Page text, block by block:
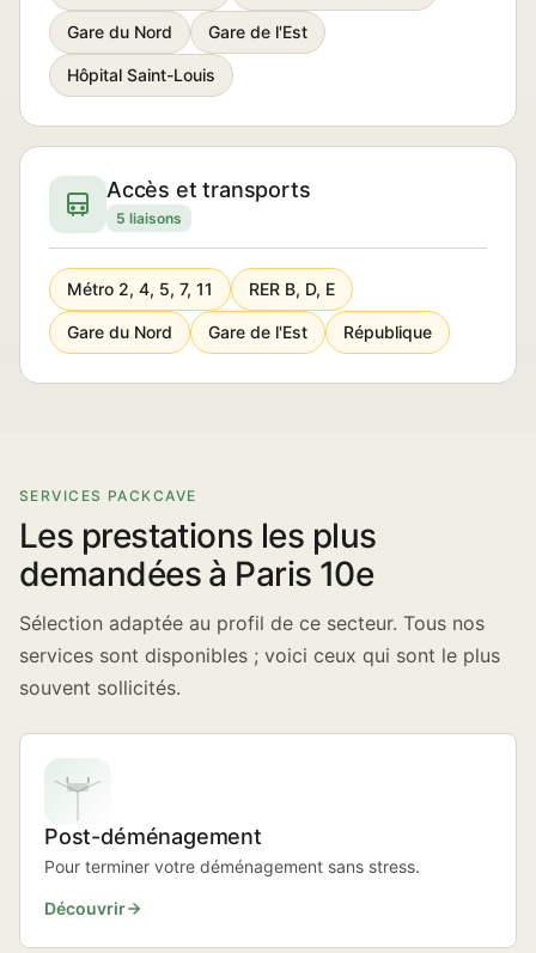
Gare du Nord Gare de l'Est
Hôpital Saint-Louis
Accès et transports
5 liaisons
Métro 2, 4, 5, 7, 11 RER B, D, E
Gare du Nord Gare de l'Est République
SERVICES PACKCAVE
Les prestations les plus
demandées à Paris 10e
Sélection adaptée au profil de ce secteur. Tous nos
services sont disponibles ; voici ceux qui sont le plus
souvent sollicités.
Post-déménagement
Pour terminer votre déménagement sans stress.
Découvrir